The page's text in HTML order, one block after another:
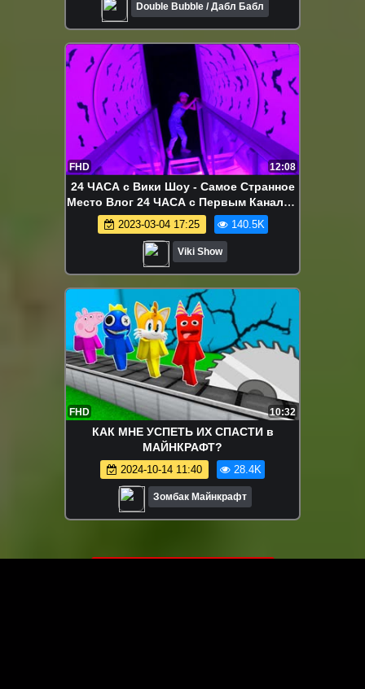
Double Bubble / Дабл Бабл
FHD 12:08
24 ЧАСА с Вики Шоу - Самое Странное
Место Влог 24 ЧАСА с Первым Каналом
/ Вики Шоу
2023-03-04 17:25 140.5K
Viki Show
FHD 10:32
КАК МНЕ УСПЕТЬ ИХ СПАСТИ в
МАЙНКРАФТ?
2024-10-14 11:40 28.4K
Зомбак Майнкрафт